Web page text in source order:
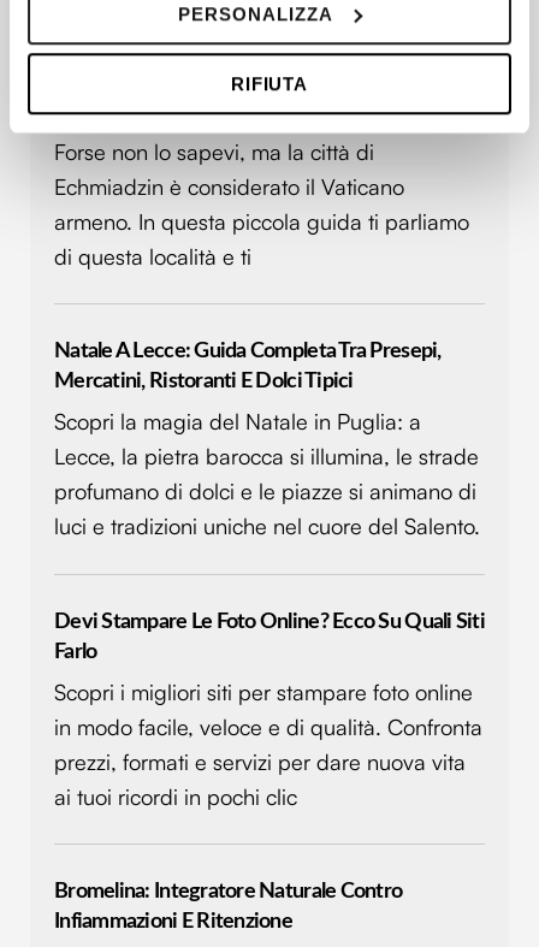
raccogliere informazioni sulla tua posizione
geografica, con un'approssimazione di qualche
Identificare il tuo dispositivo, scansionandolo
attivamente alla ricerca di caratteristiche specifiche
(impronte digitali).
e imposta le tue preferenze nella sezione dettagli. Puoi
modificare o ritirare il tuo consenso in qualsiasi momento
Utilizziamo i cookie per personalizzare contenuti ed
annunci, per fornire funzionalità dei social media e per
analizzare il nostro traffico. Condividiamo inoltre
informazioni sul modo in cui utilizzi il nostro sito con i
nostri partner che si occupano di analisi dei dati web,
pubblicità e social media, i quali potrebbero combinarle
con altre informazioni che hai fornito loro o che hanno
PERSONALIZZA
RIFIUTA
Quando si parla
Echmiadzin: Cosa Vedere Nel Vaticano Armeno
Forse non lo sapevi, ma la città di
Echmiadzin è considerato il Vaticano
armeno. In questa piccola guida ti parliamo
di questa località e ti
Natale A Lecce: Guida Completa Tra Presepi,
Mercatini, Ristoranti E Dolci Tipici
Scopri la magia del Natale in Puglia: a
Lecce, la pietra barocca si illumina, le strade
profumano di dolci e le piazze si animano di
luci e tradizioni uniche nel cuore del Salento.
Devi Stampare Le Foto Online? Ecco Su Quali Siti
Farlo
Scopri i migliori siti per stampare foto online
in modo facile, veloce e di qualità. Confronta
prezzi, formati e servizi per dare nuova vita
ai tuoi ricordi in pochi clic
Bromelina: Integratore Naturale Contro
Infiammazioni E Ritenzione